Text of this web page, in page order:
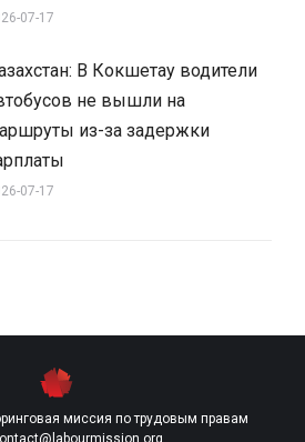
07-17
В Кокшетау водители
не вышли на
из-за задержки
07-17
миссия по трудовым правам